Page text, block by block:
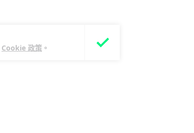
Cookie 政策 。